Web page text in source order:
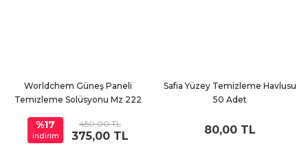
Worldchem Güneş Paneli
Temizleme Solüsyonu Mz 222
%17
indirim
450,00 TL
375,00 TL
Safia Yüzey Temizleme Havlusu
50 Adet
80,00 TL